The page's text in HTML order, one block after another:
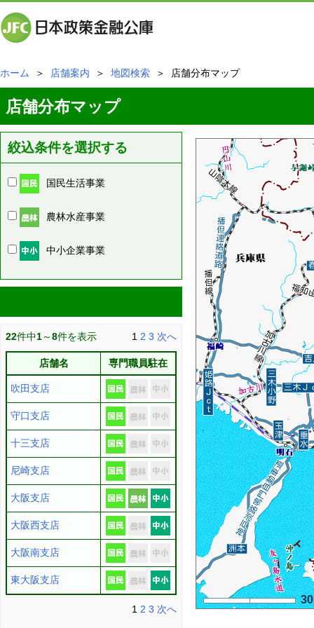
ホーム ＞ 店舗案内 ＞ 地図検索 ＞ 店舗分布マップ
店舗分布マップ
絞込条件を選択する
国民生活事業
農林水産事業
中小企業事業
22件中1～8件を表示 1 2 3 次へ
店舗名 専門職員駐在
吹田支店
守口支店
十三支店
尼崎支店
大阪支店
大阪西支店
大阪南支店
東大阪支店
1 2 3 次へ